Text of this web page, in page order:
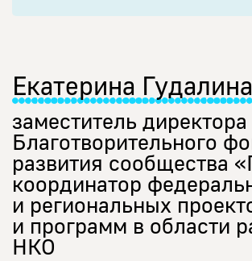
Екатерина Гудалина
заместитель директора
Благотворительного
развития сообщества
координатор
и региональных
и программ в области
НКО